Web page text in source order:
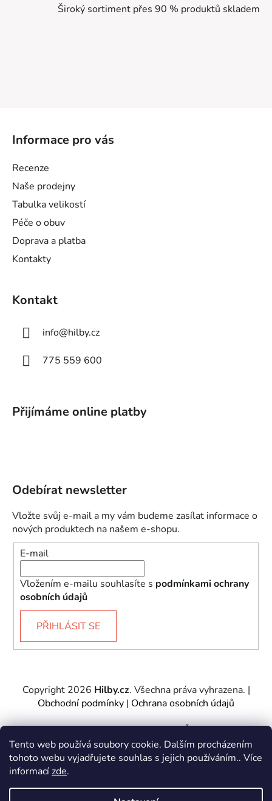
Tento web používá soubory cookie. Dalším procházením
tohoto webu vyjadřujete souhlas s jejich používáním.. Více
informacízde.
Široký sortiment přes 90 % produktů skladem
Informace pro vás
Recenze
Naše prodejny
Tabulka velikostí
Péče o obuv
Doprava a platba
Kontakty
Kontakt
info@hilby.cz
775 559 600
Přijímáme online platby
Odebírat newsletter
Vložte svůj e-mail a my vám budeme zasílat informace o
nových produktech na našem e-shopu.
E-mail
Vložením e-mailu souhlasíte s podmínkami ochrany
osobních údajů
PŘIHLÁSIT SE
Copyright 2026 Hilby.cz. Všechna práva vyhrazena. |
Obchodní podmínky | Ochrana osobních údajů
Provozovatel e-shopu: Hilby CZ s.r.o., IČ: 27467317, se
sídlem Soukenická 2082/7,11000 Praha 1 – Nové
Město.
Společnost je zapsána u Městského soudu v Praze -